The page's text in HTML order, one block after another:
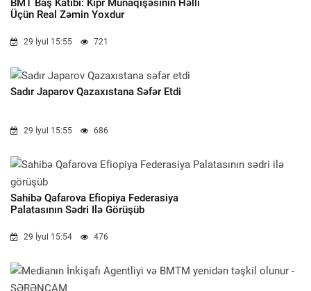
BMT Baş Katibi: Kipr Münaqişəsinin Həlli
Üçün Real Zəmin Yoxdur
29 İyul 15:55 721
Sadır Japarov Qazaxıstana Səfər Etdi
29 İyul 15:55 686
Sahibə Qafarova Efiopiya Federasiya
Palatasının Sədri Ilə Görüşüb
29 İyul 15:54 476